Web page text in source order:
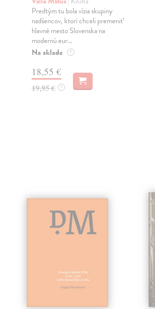
Predtým tu bola vízia skupiny
nadšencov, ktorí chceli premeniť
hlavné mesto Slovenska na
modernú eur...
Na sklade ?
18,55 €
19,95 € ?